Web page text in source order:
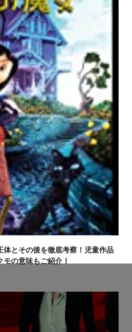
体とその後を徹底考察！児童作品
の意味もご紹介！